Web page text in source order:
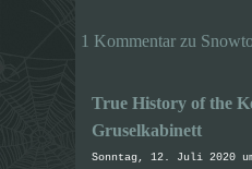
n
s
g
ö
f
n
s
g
f
1 Kommentar zu
True History of the
Gruselkabinett
Sonntag, 12. Juli 2020